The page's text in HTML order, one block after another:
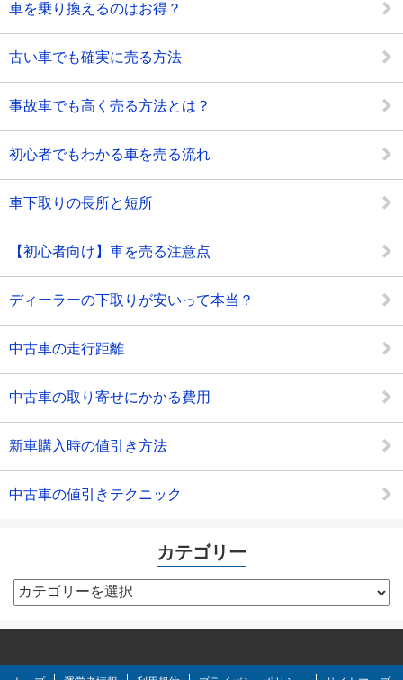
車を乗り換えるのはお得？
古い車でも確実に売る方法
事故車でも高く売る方法とは？
初心者でもわかる車を売る流れ
車下取りの長所と短所
【初心者向け】車を売る注意点
ディーラーの下取りが安いって本当？
中古車の走行距離
中古車の取り寄せにかかる費用
新車購入時の値引き方法
中古車の値引きテクニック
カテゴリー
カ
テ
ゴ
ー